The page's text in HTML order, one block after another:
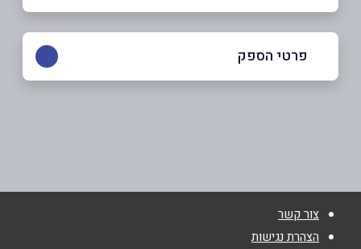
פרטי הספק
טלפון *
צור קשר
הצהרת נגישות